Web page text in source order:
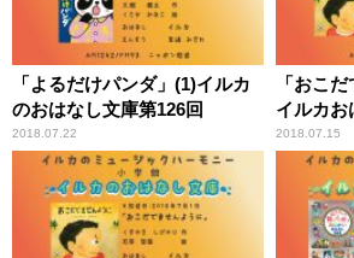
「よるだけパンダ」(1)イルカ
のおはなし文庫第126回
2018.07.22
「おこ
イルカお
2018.07.15